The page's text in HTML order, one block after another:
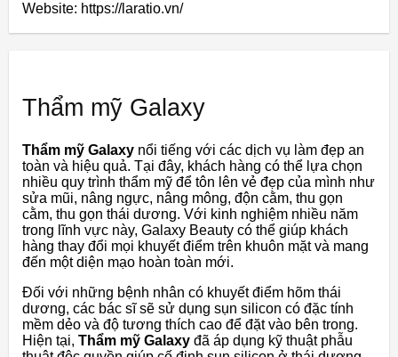
Website: https://laratio.vn/
Thẩm mỹ Galaxy
Thẩm mỹ Galaxy nổi tiếng với các dịch vụ làm đẹp an
toàn và hiệu quả. Tại đây, khách hàng có thể lựa chọn
nhiều quy trình thẩm mỹ để tôn lên vẻ đẹp của mình như
sửa mũi, nâng ngực, nâng mông, độn cằm, thu gọn
cằm, thu gọn thái dương. Với kinh nghiệm nhiều năm
trong lĩnh vực này, Galaxy Beauty có thể giúp khách
hàng thay đổi mọi khuyết điểm trên khuôn mặt và mang
đến một diện mạo hoàn toàn mới.
Đối với những bệnh nhân có khuyết điểm hõm thái
dương, các bác sĩ sẽ sử dụng sụn silicon có đặc tính
mềm dẻo và độ tương thích cao để đặt vào bên trong.
Hiện tại, Thẩm mỹ Galaxy đã áp dụng kỹ thuật phẫu